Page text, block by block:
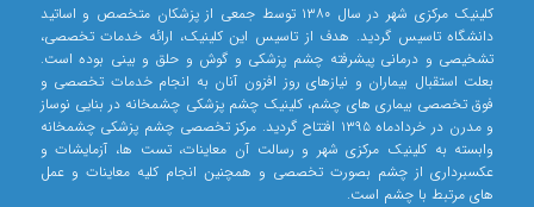
کلینیک مرکزی شهر در سال ۱۳۸۰ توسط جمعی از پزشکان متخصص و اساتید
دانشگاه تاسیس گردید. هدف از تاسیس این کلینیک، ارائه خدمات تخصصی،
تشخیصی و درمانی پیشرفته چشم پزشکی و گوش و حلق و بینی بوده است.
بعلت استقبال بیماران و نیازهای روز افزون آنان به انجام خدمات تخصصی و
فوق تخصصی بیماری های چشم، کلینیک چشم پزشکی چشمخانه در بنایی نوساز
و مدرن در خردادماه ۱۳۹۵ افتتاح گردید. مرکز تخصصی چشم پزشکی چشمخانه
وابسته به کلینیک مرکزی شهر و رسالت آن معاینات، تست ها، آزمایشات و
عکسبرداری از چشم بصورت تخصصی و همچنین انجام کلیه معاینات و عمل
های مرتبط با چشم است.